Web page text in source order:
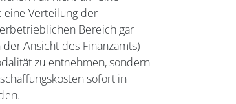
eine Verteilung der
Bereich gar
Ansicht des Finanzamts) -
zu entnehmen, sondern
sofort in